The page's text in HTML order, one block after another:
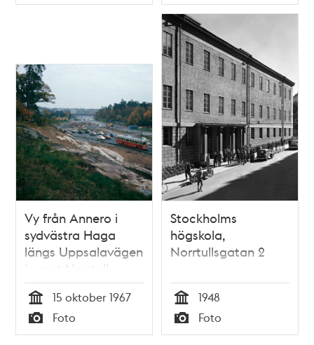
Typ Typ
Vy från Annero i
sydvästra Haga
längs Uppsalavägen
in mot Norrtull.
Haga Tingshus i
fonden.
Vägomläggningar
på Uppsalavägen
Tid
15 oktober 1967
Typ
Foto
Stockholms
högskola,
Norrtullsgatan 2
Tid
1948
Typ
Foto